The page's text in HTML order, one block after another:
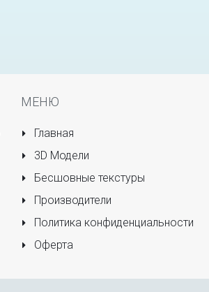
МЕНЮ
Главная
3D Модели
Бесшовные текстуры
Производители
Политика конфиденциальности
Оферта